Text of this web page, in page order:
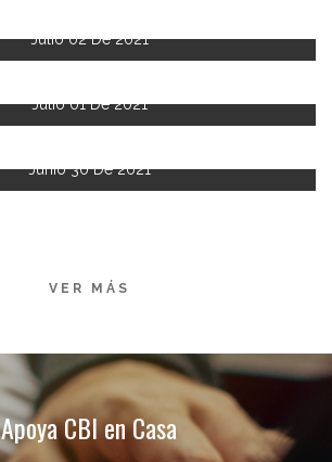
Julio 02 De 2021
Julio 01 De 2021
Junio 30 De 2021
VER MÁS
Apoya CBI en Casa